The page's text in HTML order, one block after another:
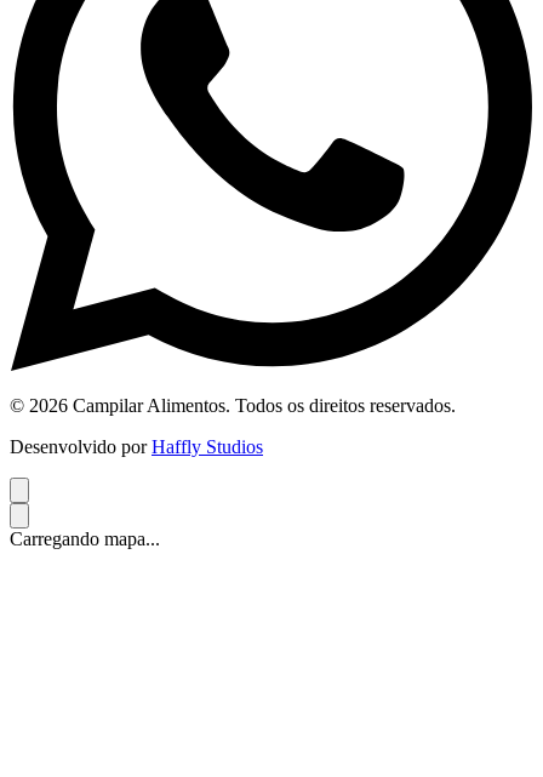
© 2026 Campilar Alimentos. Todos os direitos reservados.
Desenvolvido porHaffly Studios
Carregando mapa...